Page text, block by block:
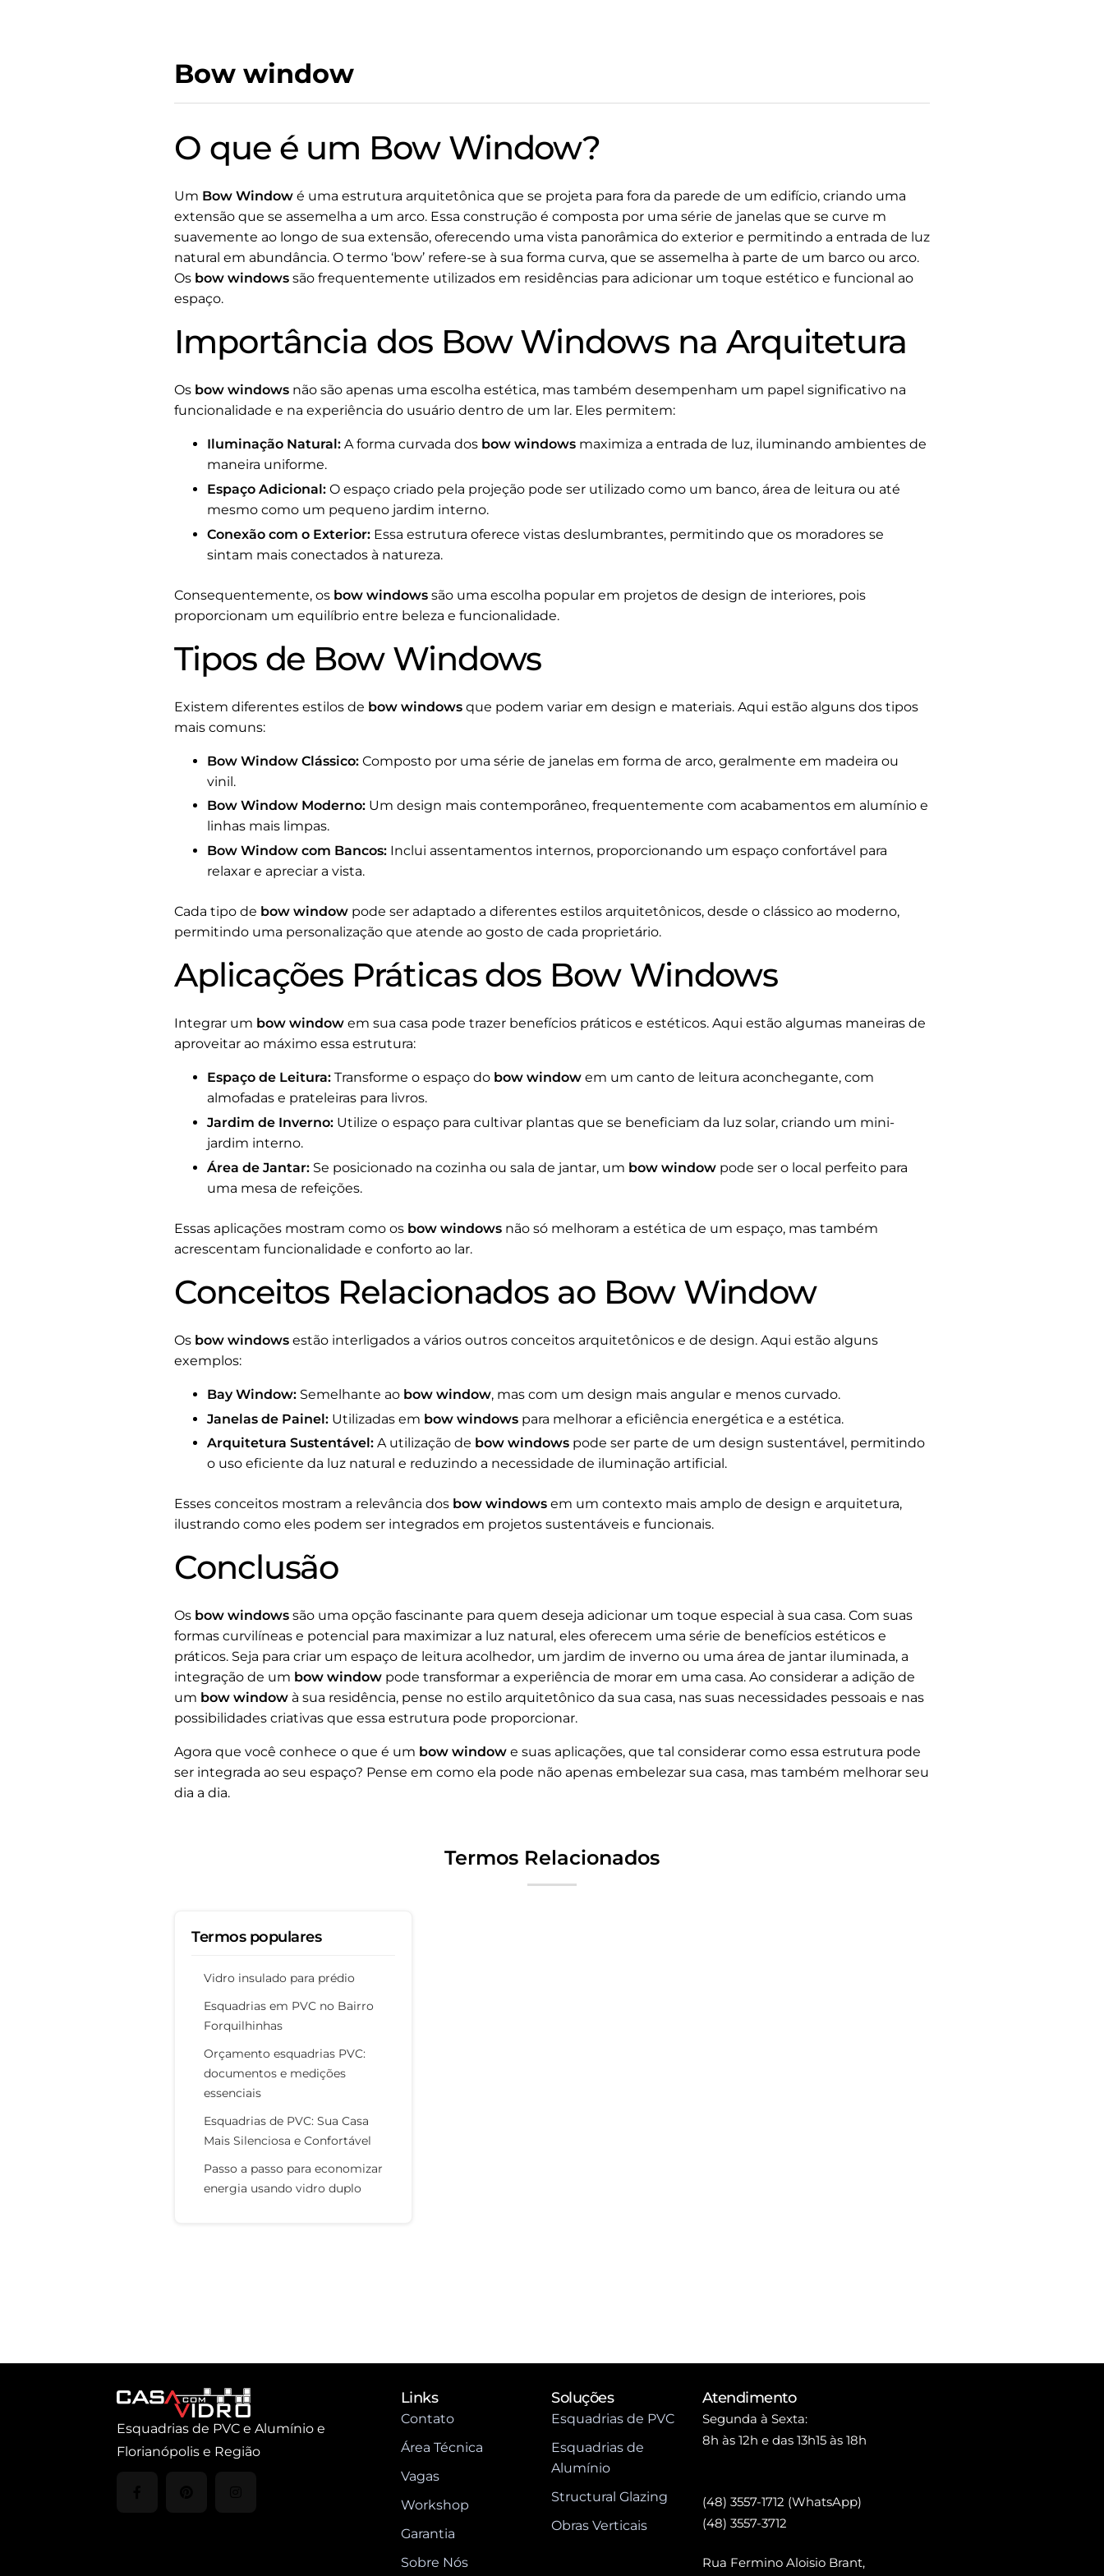
Bow window
O que é um Bow Window?
Um Bow Window é uma estrutura arquitetônica que se projeta para fora da parede de um edifício, criando uma
extensão que se assemelha a um arco. Essa construção é composta por uma série de janelas que se curve m
suavemente ao longo de sua extensão, oferecendo uma vista panorâmica do exterior e permitindo a entrada de luz
natural em abundância. O termo ‘bow’ refere-se à sua forma curva, que se assemelha à parte de um barco ou arco.
Os bow windows são frequentemente utilizados em residências para adicionar um toque estético e funcional ao
espaço.
Importância dos Bow Windows na Arquitetura
Os bow windows não são apenas uma escolha estética, mas também desempenham um papel significativo na
funcionalidade e na experiência do usuário dentro de um lar. Eles permitem:
Iluminação Natural: A forma curvada dos bow windows maximiza a entrada de luz, iluminando ambientes de
maneira uniforme.
Espaço Adicional: O espaço criado pela projeção pode ser utilizado como um banco, área de leitura ou até
mesmo como um pequeno jardim interno.
Conexão com o Exterior: Essa estrutura oferece vistas deslumbrantes, permitindo que os moradores se
sintam mais conectados à natureza.
Consequentemente, os bow windows são uma escolha popular em projetos de design de interiores, pois
proporcionam um equilíbrio entre beleza e funcionalidade.
Tipos de Bow Windows
Existem diferentes estilos de bow windows que podem variar em design e materiais. Aqui estão alguns dos tipos
mais comuns:
Bow Window Clássico: Composto por uma série de janelas em forma de arco, geralmente em madeira ou
vinil.
Bow Window Moderno: Um design mais contemporâneo, frequentemente com acabamentos em alumínio e
linhas mais limpas.
Bow Window com Bancos: Inclui assentamentos internos, proporcionando um espaço confortável para
relaxar e apreciar a vista.
Cada tipo de bow window pode ser adaptado a diferentes estilos arquitetônicos, desde o clássico ao moderno,
permitindo uma personalização que atende ao gosto de cada proprietário.
Aplicações Práticas dos Bow Windows
Integrar um bow window em sua casa pode trazer benefícios práticos e estéticos. Aqui estão algumas maneiras de
aproveitar ao máximo essa estrutura:
Espaço de Leitura: Transforme o espaço do bow window em um canto de leitura aconchegante, com
almofadas e prateleiras para livros.
Jardim de Inverno: Utilize o espaço para cultivar plantas que se beneficiam da luz solar, criando um mini-
jardim interno.
Área de Jantar: Se posicionado na cozinha ou sala de jantar, um bow window pode ser o local perfeito para
uma mesa de refeições.
Essas aplicações mostram como os bow windows não só melhoram a estética de um espaço, mas também
acrescentam funcionalidade e conforto ao lar.
Conceitos Relacionados ao Bow Window
Os bow windows estão interligados a vários outros conceitos arquitetônicos e de design. Aqui estão alguns
exemplos:
Bay Window: Semelhante ao bow window, mas com um design mais angular e menos curvado.
Janelas de Painel: Utilizadas em bow windows para melhorar a eficiência energética e a estética.
Arquitetura Sustentável: A utilização de bow windows pode ser parte de um design sustentável, permitindo
o uso eficiente da luz natural e reduzindo a necessidade de iluminação artificial.
Esses conceitos mostram a relevância dos bow windows em um contexto mais amplo de design e arquitetura,
ilustrando como eles podem ser integrados em projetos sustentáveis e funcionais.
Conclusão
Os bow windows são uma opção fascinante para quem deseja adicionar um toque especial à sua casa. Com suas
formas curvilíneas e potencial para maximizar a luz natural, eles oferecem uma série de benefícios estéticos e
práticos. Seja para criar um espaço de leitura acolhedor, um jardim de inverno ou uma área de jantar iluminada, a
integração de um bow window pode transformar a experiência de morar em uma casa. Ao considerar a adição de
um bow window à sua residência, pense no estilo arquitetônico da sua casa, nas suas necessidades pessoais e nas
possibilidades criativas que essa estrutura pode proporcionar.
Agora que você conhece o que é um bow window e suas aplicações, que tal considerar como essa estrutura pode
ser integrada ao seu espaço? Pense em como ela pode não apenas embelezar sua casa, mas também melhorar seu
dia a dia.
Termos Relacionados
Termos populares
Vidro insulado para prédio
Esquadrias em PVC no Bairro
Forquilhinhas
Orçamento esquadrias PVC:
documentos e medições
essenciais
Esquadrias de PVC: Sua Casa
Mais Silenciosa e Confortável
Passo a passo para economizar
energia usando vidro duplo
Esquadrias de PVC e Alumínio e
Florianópolis e Região
Links
Contato
Área Técnica
Vagas
Workshop
Garantia
Sobre Nós
Soluções
Esquadrias de PVC
Esquadrias de
Alumínio
Structural Glazing
Obras Verticais
Atendimento
Segunda à Sexta:
8h às 12h e das 13h15 às 18h
(48) 3557-1712 (WhatsApp)
(48) 3557-3712
Rua Fermino Aloisio Brant,